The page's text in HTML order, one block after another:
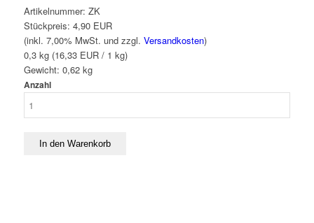
Artikelnummer: ZK
Stückpreis: 4,90 EUR
(inkl. 7,00% MwSt. und zzgl. Versandkosten)
0,3 kg (16,33 EUR / 1 kg)
Gewicht: 0,62kg
Anzahl